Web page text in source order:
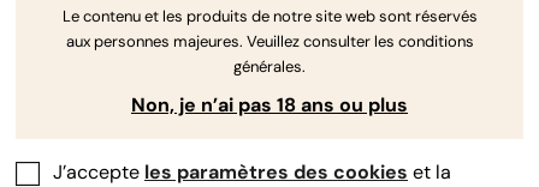
Le contenu et les produits de notre site web sont réservés
aux personnes majeures. Veuillez consulter les conditions
générales.
Non, je n’ai pas 18 ans ou plus
J’accepte les paramètres des cookies et la